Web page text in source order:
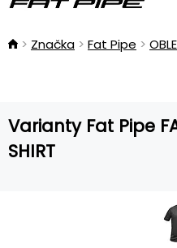
Značka Fat Pipe
Varianty Fat Pipe
SHIRT